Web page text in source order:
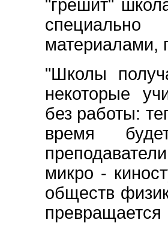
"грешит"
материалами,
"Школы
некоторые
без работы:
время
микро -
обществ